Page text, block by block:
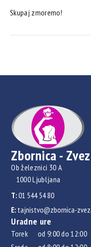
Skupaj zmoremo!
Zbornica -
Ob železnici 30 A
1000 Ljubljana
T:01 544 54 80
E: tajnistvo@zbornica-
Uradne ure
Torek od 9:00 do 12:00